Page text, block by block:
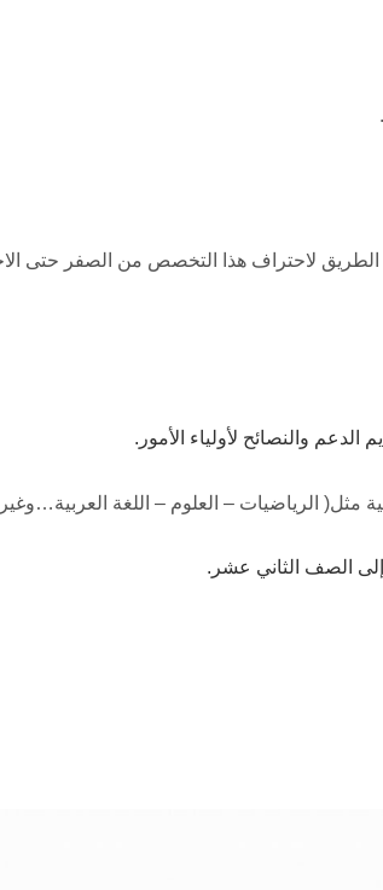
لاحتراف هذا التخصص من الصفر حتى
والنصائح لأولياء الأمور.
الرياضيات – العلوم – اللغة
إلى الصف الثاني عشر.